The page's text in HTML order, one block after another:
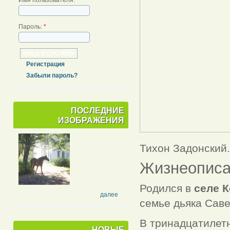
Пароль: *
Регистрация
Забыли пароль?
ПОСЛЕДНИЕ
ИЗОБРАЖЕНИЯ
далее
Тихон Задонский.
Родился в селе
семье дьяка
В